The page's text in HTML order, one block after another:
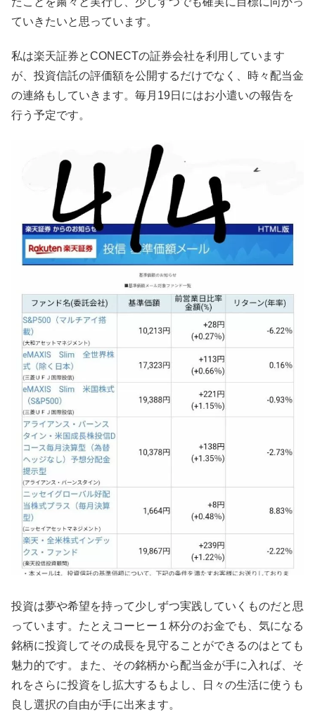
ていきたいと思っています。
私は楽天証券とCONECTの証券会社を利用しています
が、投資信託の評価額を公開するだけでなく、時々配当金
の連絡もしていきます。毎月19日にはお小遣いの報告を
行う予定です。
投資は夢や希望を持って少しずつ実践していくものだと思
っています。たとえコーヒー１杯分のお金でも、気になる
銘柄に投資してその成長を見守ることができるのはとても
魅力的です。また、その銘柄から配当金が手に入れば、そ
れをさらに投資をし拡大するもよし、日々の生活に使うも
良し選択の自由が手に出来ます。